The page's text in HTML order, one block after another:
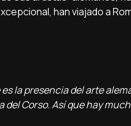
han viajado a
la presencia del arte
Corso. Así que hay